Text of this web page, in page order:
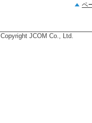
ペ
Copyright JCOM Co., Ltd.